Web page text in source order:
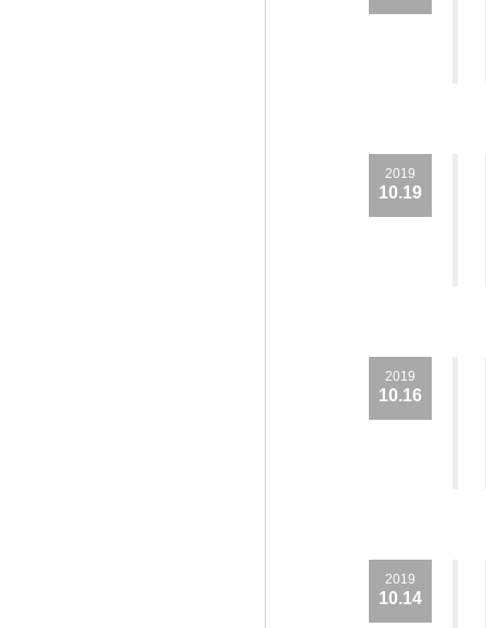
2019
10.19
2019
10.16
2019
10.14